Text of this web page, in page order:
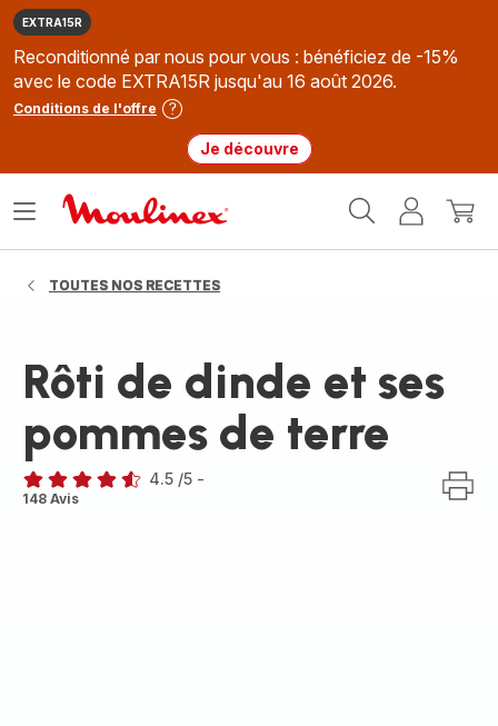
EXTRA15R
Reconditionné par nous pour vous : bénéficiez de -15%
avec le code EXTRA15R jusqu'au 16 août 2026.
Conditions de l'offre
Je découvre
MonMon
Ouvrir
TOUTES NOS RECETTES
Rôti de dinde et ses
pommes de terre
ratings.4.5
4.5 /5 -
148 Avis